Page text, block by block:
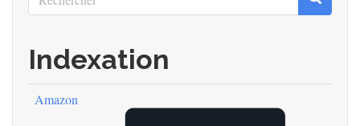
Rechercher
Indexation
Amazon